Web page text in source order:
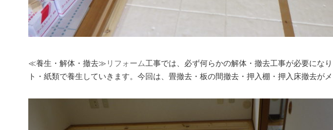
≪養生・解体・撤去≫ リフォーム工事では、必ず何らかの解体・撤去工事が必要になり
ト・紙類で養生していきます。今回は、畳撤去・板の間撤去・押入棚・押入床撤去がメ